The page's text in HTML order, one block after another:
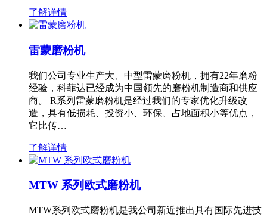
了解详情
雷蒙磨粉机
我们公司专业生产大、中型雷蒙磨粉机，拥有22年磨粉
经验，科菲达已经成为中国领先的磨粉机制造商和供应
商。 R系列雷蒙磨粉机是经过我们的专家优化升级改
造，具有低损耗、投资小、环保、占地面积小等优点，
它比传…
了解详情
MTW 系列欧式磨粉机
MTW系列欧式磨粉机是我公司新近推出具有国际先进技